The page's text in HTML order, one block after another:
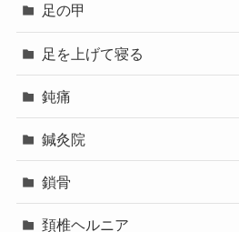
足の甲
足を上げて寝る
鈍痛
鍼灸院
鎖骨
頚椎ヘルニア